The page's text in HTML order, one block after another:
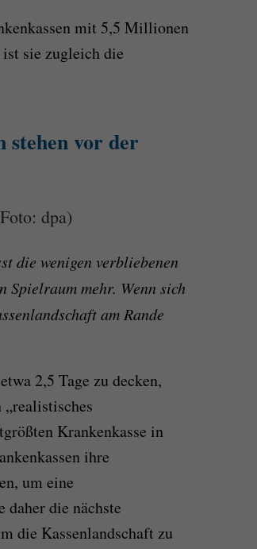
mit 5,5 Millionen
sie zugleich die
stehen vor der
dpa)
die wenigen verbliebenen
Spielraum mehr. Wenn sich
am Rande
2,5 Tage zu decken,
Krankenkasse in
ihre
um eine
die nächste
die Kassenlandschaft zu